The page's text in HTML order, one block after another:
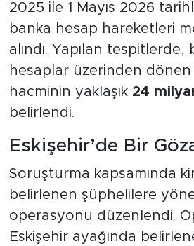
2025 ile 1 Mayıs 2026
banka hesap hareketleri
alındı. Yapılan
hesaplar üzerinden
hacminin yaklaşık 24
belirlendi.
Eskişehir’de Bir
Soruşturma kapsamında
belirlenen şüphelilere
operasyonu düzenlendi.
Eskişehir ayağında